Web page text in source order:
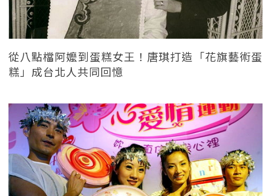
從八點檔阿嬤到蛋糕女王！唐琪打造「花旗藝術蛋
糕」成台北人共同回憶